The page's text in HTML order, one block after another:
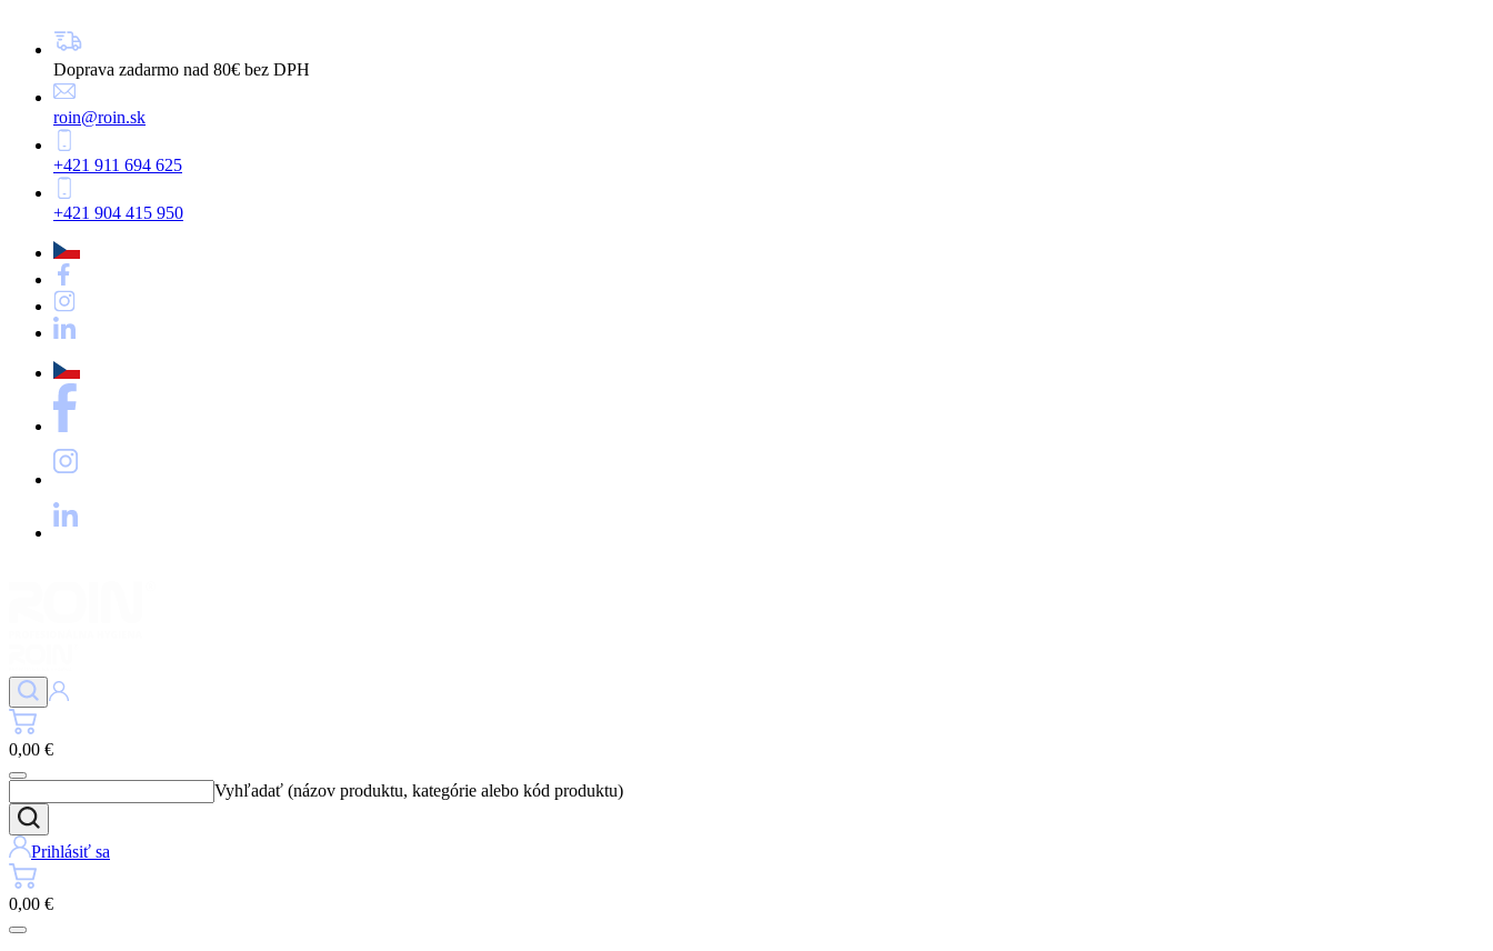
Doprava zadarmo nad 80€ bez DPH
roin@roin.sk
+421 911 694 625
+421 904 415 950
0,00 €
Vyhľadať (názov produktu, kategórie alebo kód produktu)
Prihlásiť sa
0,00 €